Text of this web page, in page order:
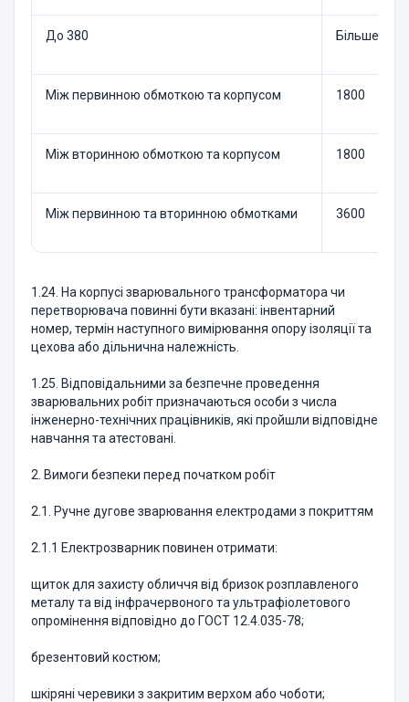
До 380 Більше 380
Між первинною обмоткою та корпусом 1800
Між вторинною обмоткою та корпусом 1800
Між первинною та вторинною обмотками 3600
1.24. На корпусі зварювального трансформатора чи
перетворювача повинні бути вказані: інвентарний
номер, термін наступного вимірювання опору ізоляції та
цехова або дільнична належність.
1.25. Відповідальними за безпечне проведення
зварювальних робіт призначаються особи з числа
інженерно-технічних працівників, які пройшли відповідне
навчання та атестовані.
2. Вимоги безпеки перед початком робіт
2.1. Ручне дугове зварювання електродами з покриттям
2.1.1 Електрозварник повинен отримати:
щиток для захисту обличчя від бризок розплавленого
металу та від інфрачервоного та ультрафіолетового
опромінення відповідно до ГОСТ 12.4.035-78;
брезентовий костюм;
шкіряні черевики з закритим верхом або чоботи;